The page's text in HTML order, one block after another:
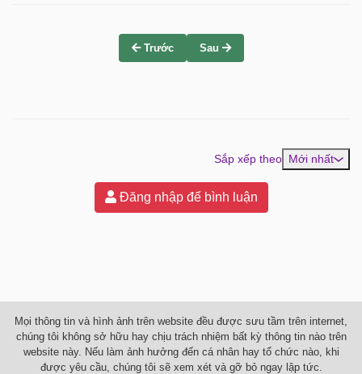
Trước Sau
Sắp xếp theo Mới nhất
Đăng nhập để bình luận
Mọi thông tin và hình ảnh trên website đều được sưu tầm trên internet,
chúng tôi không sở hữu hay chịu trách nhiệm bất kỳ thông tin nào trên
website này. Nếu làm ảnh hưởng đến cá nhân hay tổ chức nào, khi
được yêu cầu, chúng tôi sẽ xem xét và gỡ bỏ ngay lập tức.